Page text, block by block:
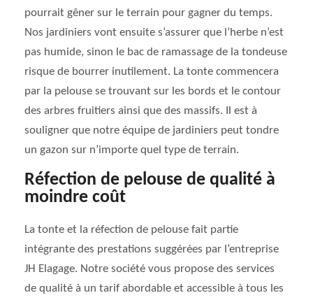
pourrait gêner sur le terrain pour gagner du temps.
Nos jardiniers vont ensuite s’assurer que l’herbe n’est
pas humide, sinon le bac de ramassage de la tondeuse
risque de bourrer inutilement. La tonte commencera
par la pelouse se trouvant sur les bords et le contour
des arbres fruitiers ainsi que des massifs. Il est à
souligner que notre équipe de jardiniers peut tondre
un gazon sur n’importe quel type de terrain.
Réfection de pelouse de qualité à
moindre coût
La tonte et la réfection de pelouse fait partie
intégrante des prestations suggérées par l’entreprise
JH Elagage. Notre société vous propose des services
de qualité à un tarif abordable et accessible à tous les